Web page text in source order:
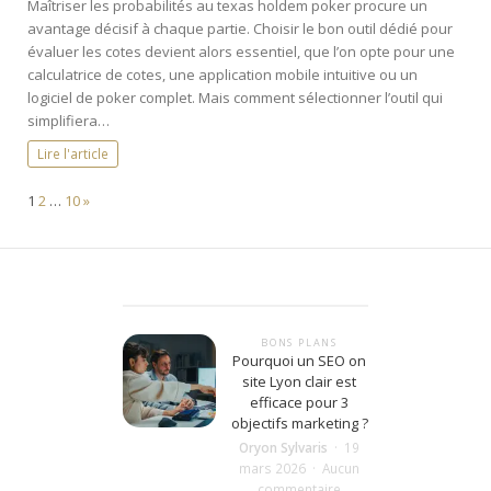
Maîtriser les probabilités au texas holdem poker procure un
avantage décisif à chaque partie. Choisir le bon outil dédié pour
évaluer les cotes devient alors essentiel, que l’on opte pour une
calculatrice de cotes, une application mobile intuitive ou un
logiciel de poker complet. Mais comment sélectionner l’outil qui
simplifiera…
Lire l'article
Page:
1 2 … 10Next
»
BONS PLANS
Pourquoi un SEO on
site Lyon clair est
efficace pour 3
objectifs marketing ?
Oryon Sylvaris
19
mars 2026
Aucun